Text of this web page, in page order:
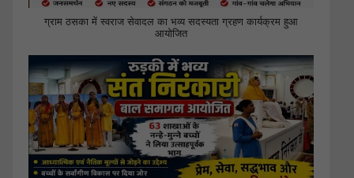
ग्राम ठसका में स्वराज सेवादल का भव्य सदस्यता ग्रहण कार्यक्रम हुआ
आयोजित